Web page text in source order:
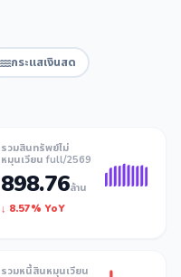
กระแสเงินสด
รวมสินทรัพย์ไม่
หมุนเวียน full/2569
898.76ล้าน
↓ 8.57% YoY
รวมหนี้สินหมุนเวียน